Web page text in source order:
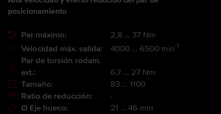
posicionamiento
Par máximo:
2,8 … 37 Nm
Velocidad máx. salida:
4000 … 6500 min-1
Par de torsión rodam.
ext.:
6,7 … 27 Nm
Tamaño:
83 … 1100
Ratio de reducción:
-
Ø Eje hueco:
21 … 46 mm